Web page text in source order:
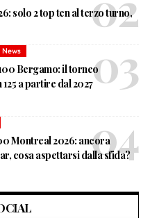
solo 2 top ten al terzo turno,
News
Bergamo: il torneo
a partire dal 2027
Montreal 2026: ancora
cosa aspettarsi dalla sfida?